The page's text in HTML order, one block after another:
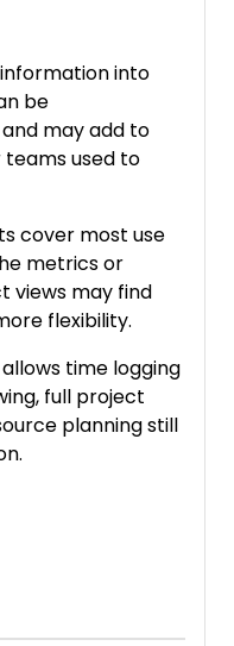
into
be
may add to
used to
cover most use
metrics or
views may find
flexibility.
time logging
full project
planning still
Window